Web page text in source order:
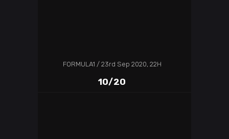
FORMULA1 23rd Sep 2020, 22H
10/20